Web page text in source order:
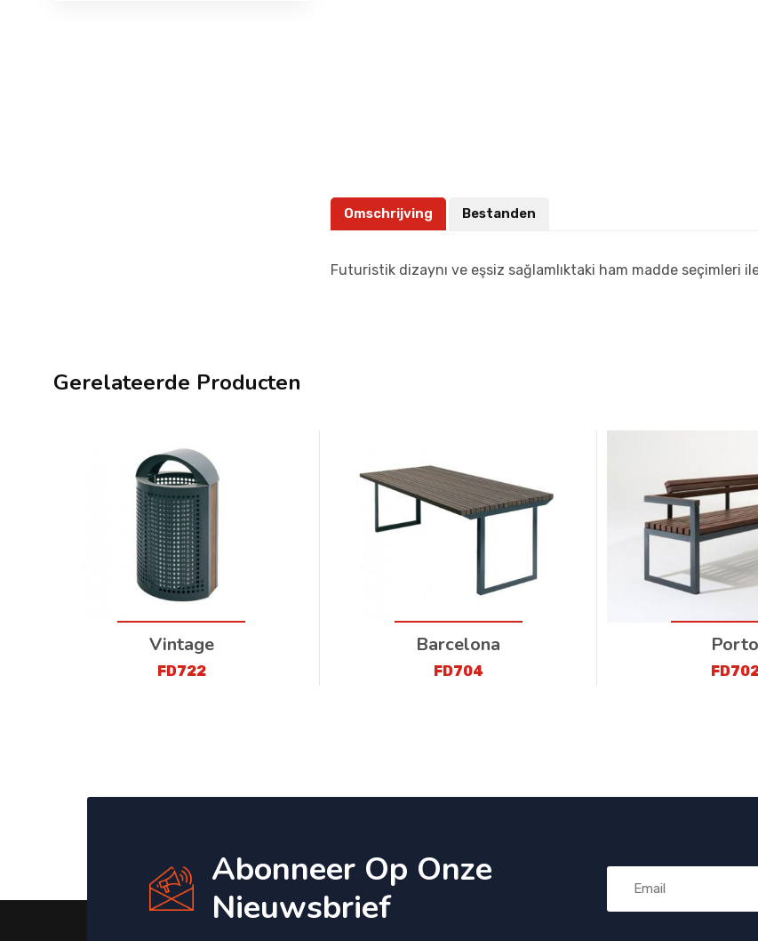
Omschrijving Bestanden
Futuristik dizaynı ve eşsiz sağlamlıktaki ham madde seçimleri
Gerelateerde Producten
Vintage
FD722
Barcelona
FD704
Porto
Abonneer Op Onze
Nieuwsbrief